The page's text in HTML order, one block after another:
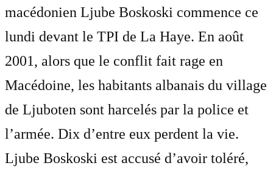
macédonien Ljube Boskoski commence ce
lundi devant le TPI de La Haye. En août
2001, alors que le conflit fait rage en
Macédoine, les habitants albanais du village
de Ljuboten sont harcelés par la police et
l’armée. Dix d’entre eux perdent la vie.
Ljube Boskoski est accusé d’avoir toléré,